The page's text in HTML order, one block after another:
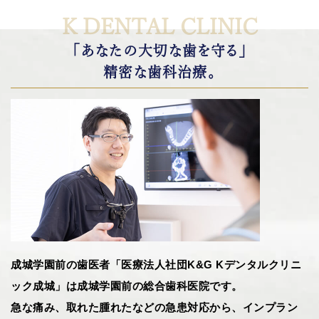
K DENTAL CLINIC
「あなたの大切な歯を守る」
精密な歯科治療。
成城学園前の歯医者「医療法人社団K&G Kデンタルクリニ
ック成城」は成城学園前の総合歯科医院です。
急な痛み、取れた腫れたなどの急患対応から、インプラン